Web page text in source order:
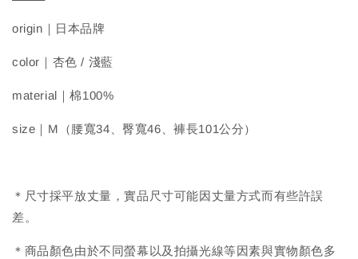
origin｜日本品牌
color｜杏色 / 淺藍
material｜棉100%
size｜M（腰寬34、臀寬46、褲長101公分）
＊尺寸採平放丈量，實品尺寸可能因丈量方式而有些許誤
差。
＊商品顏色由於不同螢幕以及拍攝光線等因素與實物顏色多